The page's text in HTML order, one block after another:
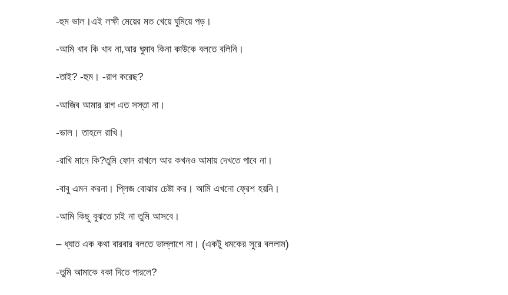
-হুম ভাল।এই লক্ষী মেয়ের মত খেয়ে ঘুমিয়ে পড়।
-আমি খাব কি খাব না,আর ঘুমাব কিনা কাউকে বলতে বলিনি।
-তাই? -হুম। -রাগ করেছ?
-আজিব আমার রাগ এত সস্তা না।
-ভাল। তাহলে রাখি।
-রাখি মানে কি?তুমি ফোন রাখলে আর কখনও আমায় দেখতে পাবে না।
-বাবু এমন করনা। প্লিজ বোঝার চেষ্টা কর। আমি এখনো ফ্রেশ হয়নি।
-আমি কিছু বুঝতে চাই না তুমি আসবে।
– ধ্যাত এক কথা বারবার বলতে ভাল্লাগে না। (একটু ধমকের সুরে বললাম)
-তুমি আমাকে বকা দিতে পারলে?